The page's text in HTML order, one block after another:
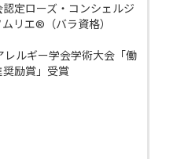
認定ローズ・コンシェルジ
リエ®（バラ資格）
レルギー学会学術大会「働
奨励賞」受賞